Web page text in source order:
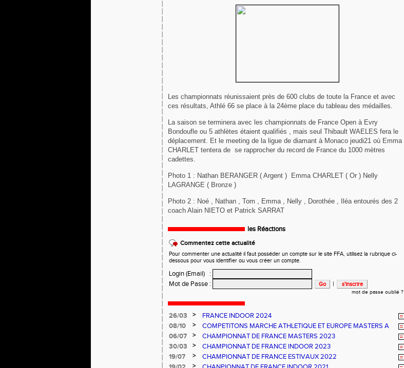
Les championnats réunissaient près de 600 clubs de toute la France et avec
ces résultats, Athlé 66 se place à la 24ème place du tableau des médailles.
La saison se terminera avec les championnats de France Open à Evry
Bondoufle ou 5 athlètes étaient qualifiés , mais seul Thibault WAELES fera le
déplacement. Et le meeting de la ligue de diamant à Monaco jeudi21 où Emma
CHARLET tentera de se rapprocher du record de France du 1000 mètres
cadettes.
Photo 1 : Nathan BERANGER ( Argent ) Emma CHARLET ( Or ) Nelly
LAGRANGE ( Bronze )
Photo 2 : Noé , Nathan , Tom , Emma , Nelly , Dorothée , Iléa entourés des 2
coach Alain NIETO et Patrick SARRAT
les Réactions
Commentez cette actualité
Pour commenter une actualité il faut posséder un compte sur le site FFA, utilisez la rubrique ci-
dessous pour vous identifier ou vous créer un compte.
Login (Email)
:
Mot de Passe : |
mot de passe oublié ?
26/03 >
FRANCE INDOOR 2024
08/10
>
COMPETITONS MARCHE ATHLETIQUE ET EUROPE MASTERS A
PESCARA
06/07 >
CHAMPIONNAT DE FRANCE MASTERS 2023
30/03
>
CHAMPIONNAT DE FRANCE INDOOR 2023
19/07
>
CHAMPIONNAT DE FRANCE ESTIVAUX 2022
>